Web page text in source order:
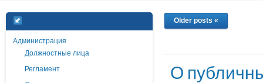
Администрация
Должностные лица
Регламент
Older posts «
О